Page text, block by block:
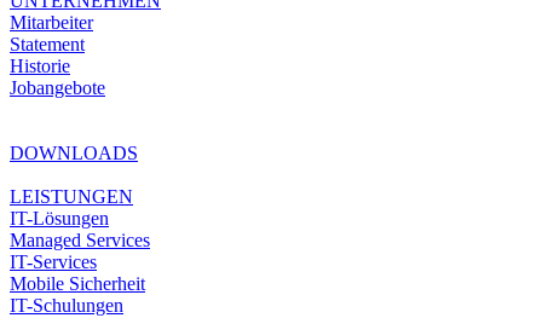
Mitarbeiter
Statement
Historie
Jobangebote
DOWNLOADS
LEISTUNGEN
IT-Lösungen
Managed Services
IT-Services
Mobile Sicherheit
IT-Schulungen